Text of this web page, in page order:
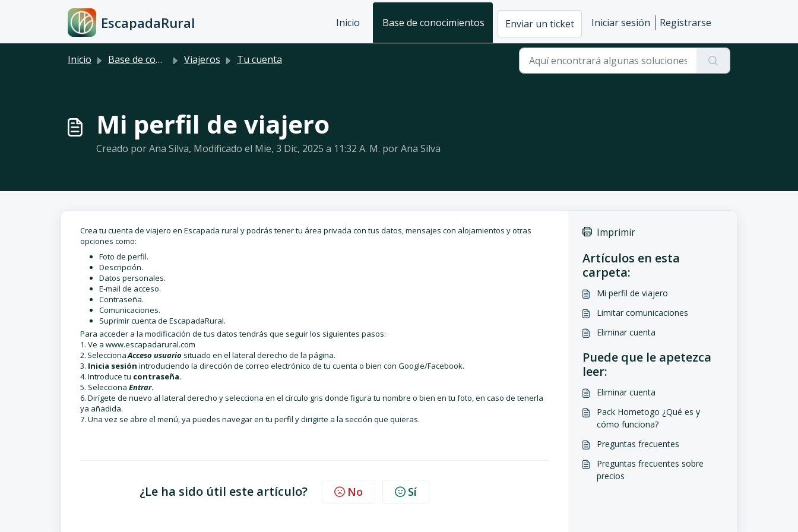
Saltar al contenido principal
EscapadaRural Inicio Base de conocimientos Enviar un ticket Iniciar sesión Registrarse
Inicio Base de conocimientos Viajeros Tu cuenta
Mi perfil de viajero
Creado por Ana Silva, Modificado el Mie, 3 Dic, 2025 a 11:32 A. M. por Ana Silva
Crea tu cuenta de viajero en Escapada rural y podrás tener tu área privada con tus datos, mensajes con alojamientos y otras
opciones como:
Foto de perfil.
Descripción.
Datos personales.
E-mail de acceso.
Contraseña.
Comunicaciones.
Suprimir cuenta de EscapadaRural.
Para acceder a la modificación de tus datos tendrás que seguir los siguientes pasos:
1. Ve a www.escapadarural.com
2. SeleccionaAcceso usuario situado en el lateral derecho de la página.
3. Inicia sesión introduciendo la dirección de correo electrónico de tu cuenta o bien con Google/Facebook.
4. Introduce tu contraseña.
5. Selecciona Entrar.
6. Dirígete de nuevo al lateral derecho y selecciona en el círculo gris donde figura tu nombre o bien en tu foto, en caso de tenerla
ya añadida.
7. Una vez se abre el menú, ya puedes navegar en tu perfil y dirigirte a la sección que quieras.
¿Le ha sido útil este artículo? No Sí
Imprimir
Artículos en esta
carpeta:
Mi perfil de viajero
Limitar comunicaciones
Eliminar cuenta
Puede que le apetezca
leer:
Eliminar cuenta
Pack Hometogo ¿Qué es y
cómo funciona?
Preguntas frecuentes
Preguntas frecuentes sobre
precios